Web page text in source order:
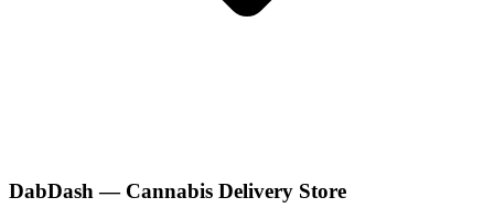
DabDash — Cannabis Delivery Store